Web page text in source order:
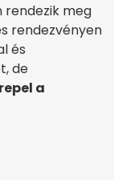
rendezik meg
rendezvényen
és
de
a